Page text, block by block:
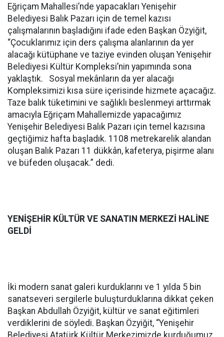
Eğriçam Mahallesi’nde yapacakları Yenişehir
Belediyesi Balık Pazarı için de temel kazısı
çalışmalarının başladığını ifade eden Başkan Özyiğit,
“Çocuklarımız için ders çalışma alanlarının da yer
alacağı kütüphane ve taziye evinden oluşan Yenişehir
Belediyesi Kültür Kompleksi’nin yapımında sona
yaklaştık. Sosyal mekânların da yer alacağı
Kompleksimizi kısa süre içerisinde hizmete açacağız.
Taze balık tüketimini ve sağlıklı beslenmeyi arttırmak
amacıyla Eğriçam Mahallemizde yapacağımız
Yenişehir Belediyesi Balık Pazarı için temel kazısına
geçtiğimiz hafta başladık. 1108 metrekarelik alandan
oluşan Balık Pazarı 11 dükkân, kafeterya, pişirme alanı
ve büfeden oluşacak.” dedi.
YENİŞEHİR KÜLTÜR VE SANATIN MERKEZİ HALİNE
GELDİ
İki modern sanat galeri kurduklarını ve 1 yılda 5 bin
sanatseveri sergilerle buluşturduklarına dikkat çeken
Başkan Abdullah Özyiğit, kültür ve sanat eğitimleri
verdiklerini de söyledi. Başkan Özyiğit, “Yenişehir
Belediyesi Atatürk Kültür Merkezimizde kurduğumuz